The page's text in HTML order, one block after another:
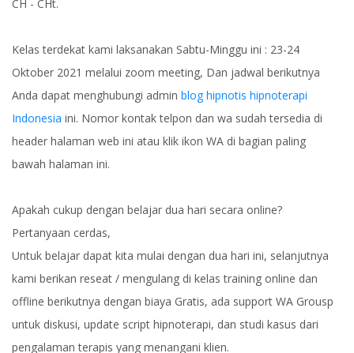
CH - CHt.
Kelas terdekat kami laksanakan Sabtu-Minggu ini : 23-24
Oktober 2021 melalui zoom meeting, Dan jadwal berikutnya
Anda dapat menghubungi admin blog hipnotis hipnoterapi
Indonesia ini. Nomor kontak telpon dan wa sudah tersedia di
header halaman web ini atau klik ikon WA di bagian paling
bawah halaman ini.
Apakah cukup dengan belajar dua hari secara online?
Pertanyaan cerdas,
Untuk belajar dapat kita mulai dengan dua hari ini, selanjutnya
kami berikan reseat / mengulang di kelas training online dan
offline berikutnya dengan biaya Gratis, ada support WA Grousp
untuk diskusi, update script hipnoterapi, dan studi kasus dari
pengalaman terapis yang menangani klien.